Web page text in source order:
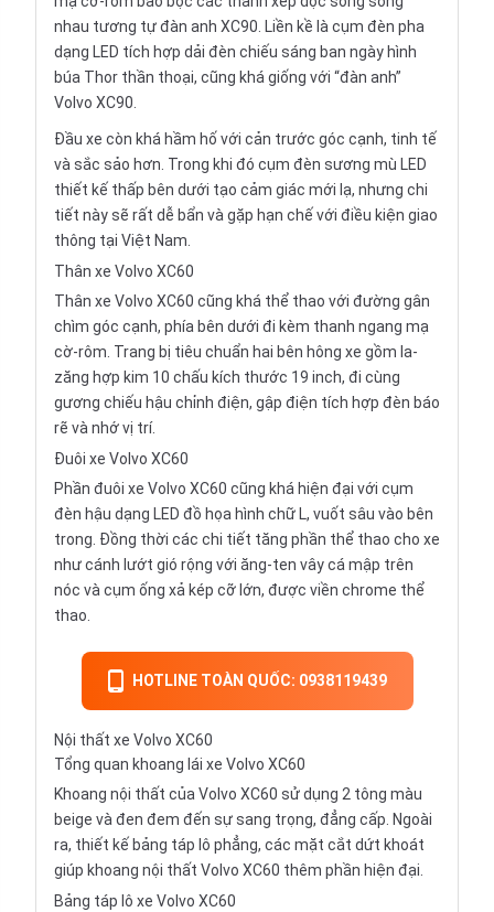
nhau tương tự đàn anh XC90. Liền kề là cụm đèn pha
dạng LED tích hợp dải đèn chiếu sáng ban ngày hình
búa Thor thần thoại, cũng khá giống với “đàn anh”
Volvo XC90.
Đầu xe còn khá hầm hố với cản trước góc cạnh, tinh tế
và sắc sảo hơn. Trong khi đó cụm đèn sương mù LED
thiết kế thấp bên dưới tạo cảm giác mới lạ, nhưng chi
tiết này sẽ rất dễ bẩn và gặp hạn chế với điều kiện giao
thông tại Việt Nam.
Thân xe Volvo XC60
Thân xe Volvo XC60 cũng khá thể thao với đường gân
chìm góc cạnh, phía bên dưới đi kèm thanh ngang mạ
cờ-rôm. Trang bị tiêu chuẩn hai bên hông xe gồm la-
zăng hợp kim 10 chấu kích thước 19 inch, đi cùng
gương chiếu hậu chỉnh điện, gập điện tích hợp đèn báo
rẽ và nhớ vị trí.
Đuôi xe Volvo XC60
Phần đuôi xe Volvo XC60 cũng khá hiện đại với cụm
đèn hậu dạng LED đồ họa hình chữ L, vuốt sâu vào bên
trong. Đồng thời các chi tiết tăng phần thể thao cho xe
như cánh lướt gió rộng với ăng-ten vây cá mập trên
nóc và cụm ống xả kép cỡ lớn, được viền chrome thể
thao.
HOTLINE TOÀN QUỐC: 0938119439
Nội thất xe Volvo XC60
Tổng quan khoang lái xe Volvo XC60
Khoang nội thất của Volvo XC60 sử dụng 2 tông màu
beige và đen đem đến sự sang trọng, đẳng cấp. Ngoài
ra, thiết kế bảng táp lô phẳng, các mặt cắt dứt khoát
giúp khoang nội thất Volvo XC60 thêm phần hiện đại.
Bảng táp lô xe Volvo XC60